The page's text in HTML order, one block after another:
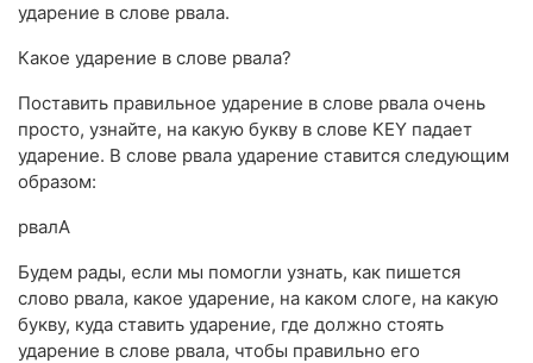
ударение в слове рвала.
Какое ударение в слове рвала?
Поставить правильное ударение в слове рвала очень
просто, узнайте, на какую букву в слове KEY падает
ударение. В слове рвала ударение ставится следующим
образом:
рвалА
Будем рады, если мы помогли узнать, как пишется
слово рвала, какое ударение, на каком слоге, на какую
букву, куда ставить ударение, где должно стоять
ударение в слове рвала, чтобы правильно его